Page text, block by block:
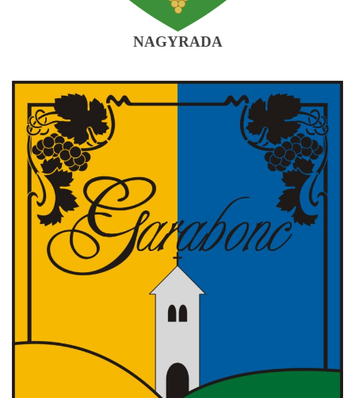
NAGYRADA